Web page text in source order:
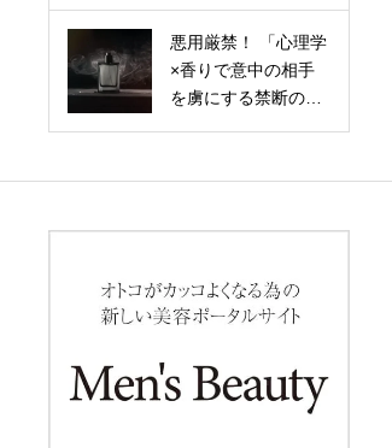
る、関係が劇的に深
まる「引力の会話
術」
悪用厳禁！ 「心理学
×香りで意中の相手
を虜にする禁断の恋
感情を操る嗅覚戦略